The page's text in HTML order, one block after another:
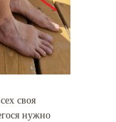
своя
нужно